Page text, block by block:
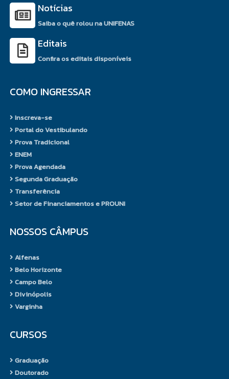
Notícias
Saiba o quê rolou na UNIFENAS
Editais
Confira os editais disponíveis
COMO INGRESSAR
Inscreva-se
Portal do Vestibulando
Prova Tradicional
ENEM
Prova Agendada
Segunda Graduação
Transferência
Setor de Financiamentos e PROUNI
NOSSOS CÂMPUS
Alfenas
Belo Horizonte
Campo Belo
Divinópolis
Varginha
CURSOS
Graduação
Doutorado